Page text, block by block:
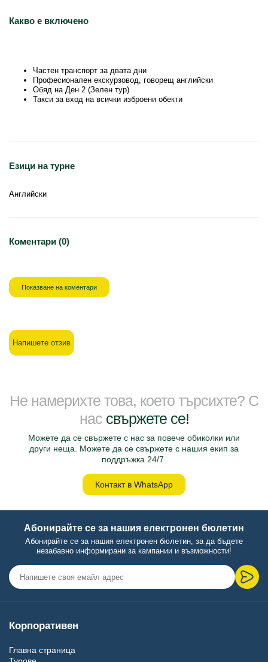
Какво е включено
Частен транспорт за двата дни
Професионален екскурзовод, говорещ английски
Обяд на Ден 2 (Зелен тур)
Такси за вход на всички изброени обекти
Езици на турне
Английски
Коментари (0)
Показване на коментари
Напишете отзив
Не намерихте това, което търсихте? С
нас свържете се!
Можете да се свържете с нас за повече обиколки или
други неща. Можете да се свържете с нашия екип за
поддръжка 24/7.
Контакт в WhatsApp
Абонирайте се за нашия електронен бюлетин
Абонирайте се за нашия електронен бюлетин, за да бъдете
незабавно информирани за кампании и възможности!
Корпоративен
Главна страница